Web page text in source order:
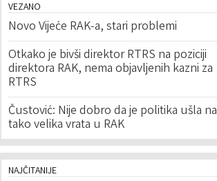
VEZANO
Novo Vijeće RAK-a, stari problemi
Otkako je bivši direktor RTRS na poziciji
direktora RAK, nema objavljenih kazni za
RTRS
Čustović: Nije dobro da je politika ušla na
tako velika vrata u RAK
NAJČITANIJE